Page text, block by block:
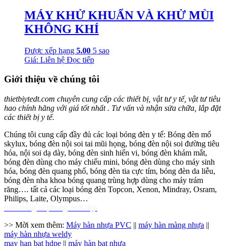
MÁY KHỬ KHUẨN VÀ KHỬ MÙI
KHÔNG KHÍ
Được xếp hạng 5.00 5 sao
Giá: Liên hệ Đọc tiếp
Giới thiệu về chúng tôi
thietbiytedt.com chuyên cung cấp các thiết bị, vật tư y tế, vật tư tiêu
hao chính hãng với giá tốt nhất . Tư vấn và nhận sửa chữa, lắp đặt
các thiết bị y tế.
Chúng tôi cung cấp đầy đủ các loại bóng đèn y tế: Bóng đèn mổ
skylux, bóng đèn nội soi tai mũi họng, bóng đèn nội soi đường tiêu
hóa, nội soi dạ dày, bóng đèn sinh hiển vi, bóng đèn khám mắt,
bóng đèn dùng cho máy chiếu mini, bóng đèn dùng cho máy sinh
hóa, bóng đèn quang phổ, bóng đèn tia cực tím, bóng đèn da liễu,
bóng đèn nha khoa bóng quang trùng hợp dùng cho máy trám
răng…. tất cả các loại bóng đèn Topcon, Xenon, Mindray, Osram,
Philips, Laite, Olympus…
>> Mời xem thêm: Máy hàn nhựa PVC || máy hàn màng nhựa ||
máy hàn nhựa weldy
may han bat hdpe || máy hàn bạt nhựa